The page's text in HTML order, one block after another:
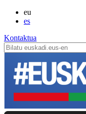
eu
es
Kontaktua